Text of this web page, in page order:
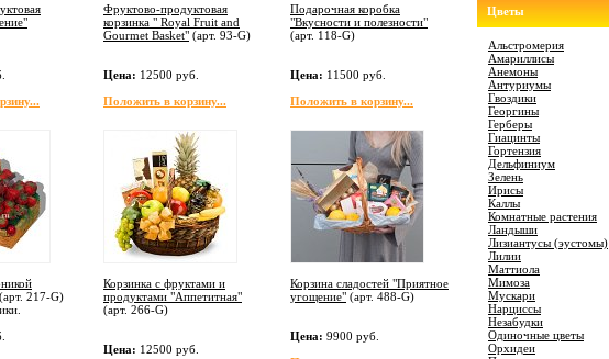
Фруктово-продуктовая
корзинка " Royal Fruit and
Gourmet Basket" (арт. 93-G)
Цена: 12500 руб.
Положить в корзину...
Подарочная коробка
"Вкусности и полезности"
(арт. 118-G)
Цена: 11500 руб.
Положить в корзину...
(арт. 217-G)
Корзинка с фруктами и
продуктами "Аппетитная"
(арт. 266-G)
Цена: 12500 руб.
Корзина сладостей "Приятное
угощение" (арт. 488-G)
Цена: 9900 руб.
Цветы
Альстромерия
Амариллисы
Анемоны
Антуриумы
Гвоздики
Георгины
Герберы
Гиацинты
Гортензия
Дельфиниум
Зелень
Ирисы
Каллы
Комнатные растения
Ландыши
Лизиантусы (эустомы)
Лилии
Маттиола
Мимоза
Мускари
Нарциссы
Незабудки
Одиночные цветы
Орхидеи